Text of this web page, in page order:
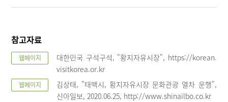
참고자료
웹페이지
대한민국 구석구석, "황지자유시장", https://korean.
visitkorea.or.kr
웹페이지
김상태, "태백시, 황지자유시장 문화관광 열차 운행",
신아일보, 2020.06.25, http://www.shinailbo.co.kr